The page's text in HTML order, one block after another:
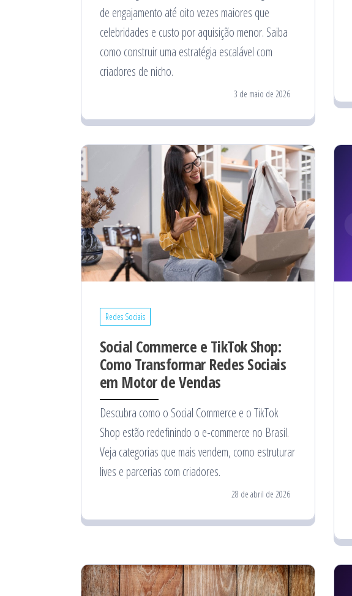
de engajamento até oito vezes maiores que
celebridades e custo por aquisição menor. Saiba
como construir uma estratégia escalável com
criadores de nicho.
3 de maio de 2026
Redes Sociais
Social Commerce e TikTok Shop:
Como Transformar Redes Sociais
em Motor de Vendas
Descubra como o Social Commerce e o TikTok
Shop estão redefinindo o e-commerce no Brasil.
Veja categorias que mais vendem, como estruturar
lives e parcerias com criadores.
28 de abril de 2026